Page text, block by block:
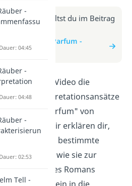
Infos erhältst du im Beitrag
Video
Beitrag: Das Parfum -
in diesem Video die
Interpretationsansätze
Buch "Das Parfum" von
Süskind. Wir erklären dir,
Bedeutung bestimmte
haben und wie sie zur
des Romans
-
04:45
-
04:48
-
02:53
Tell -